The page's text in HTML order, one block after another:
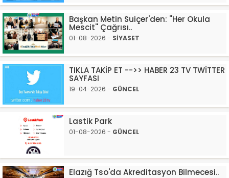
Başkan Metin Suiçer'den: ''Her Okula
Mescit'' Çağrısı..
01-08-2026 - SİYASET
TIKLA TAKİP ET -->> HABER 23 TV TWİTTER
SAYFASI
19-04-2026 - GÜNCEL
Lastik Park
01-08-2026 - GÜNCEL
Elazığ Tso'da Akreditasyon Bilmecesi..